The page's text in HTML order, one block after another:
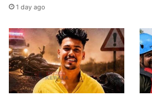
1 day ago